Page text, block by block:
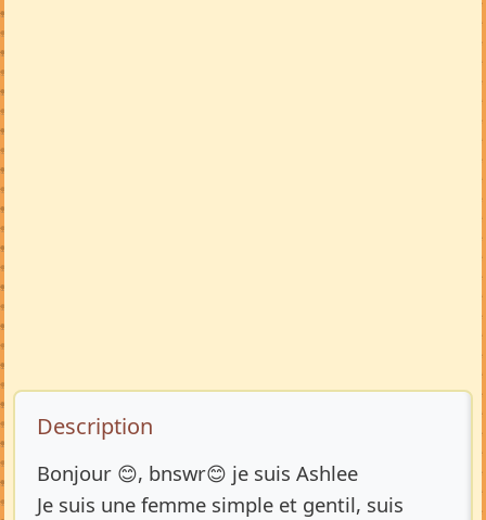
Description de l’annonce
Description
Bonjour 😊, bnswr😊 je suis Ashlee
Je suis une femme simple et gentil, suis